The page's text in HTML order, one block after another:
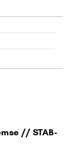
// STAB-